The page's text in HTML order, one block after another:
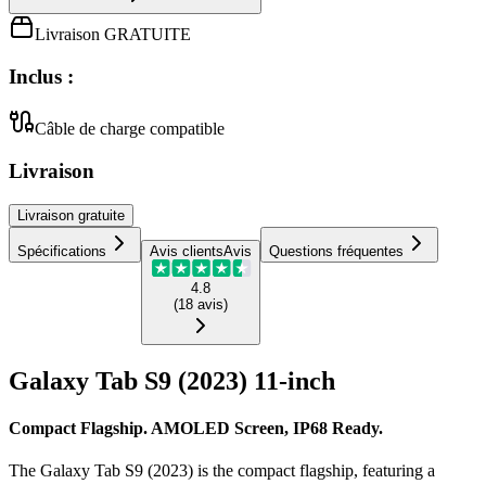
Livraison GRATUITE
Inclus :
Câble de charge compatible
Livraison
Livraison gratuite
Spécifications Avis clientsAvis
4.8
(18 avis)
Questions fréquentes
Galaxy Tab S9 (2023) 11-inch
Compact Flagship. AMOLED Screen, IP68 Ready.
The Galaxy Tab S9 (2023) is the compact flagship, featuring a